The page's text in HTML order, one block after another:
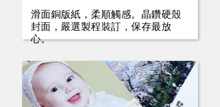
滑面銅版紙，柔順觸感。晶鑽硬殼
封面，嚴選製程裝訂，保存最放
心。